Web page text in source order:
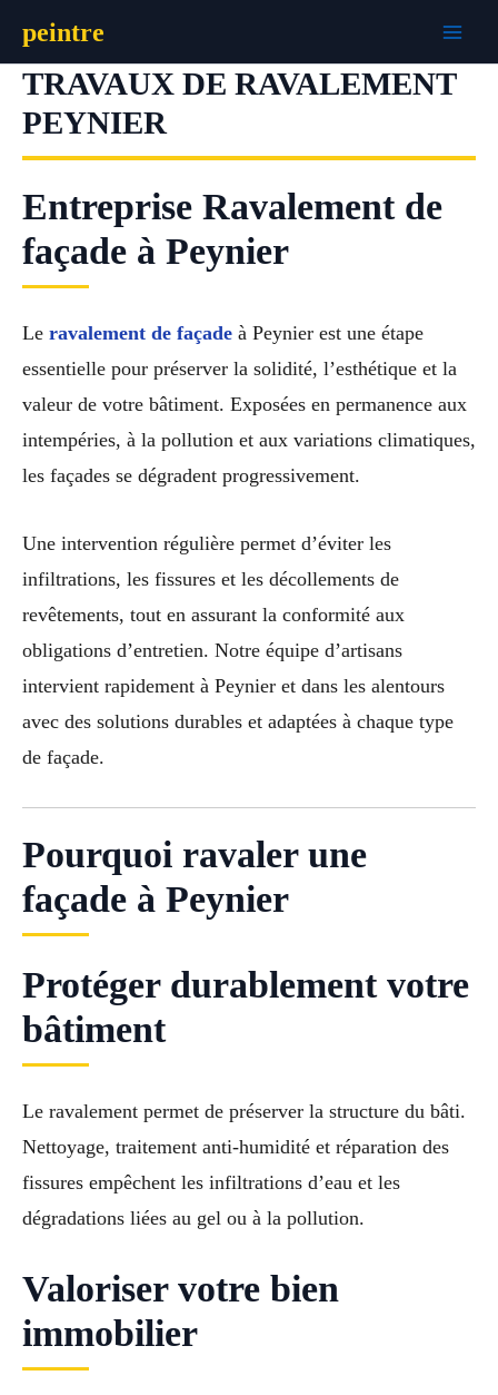
contenu
peintre
TRAVAUX DE RAVALEMENT
PEYNIER
Entreprise Ravalement de
façade à Peynier
Le ravalement de façade à Peynier est une étape
essentielle pour préserver la solidité, l’esthétique et la
valeur de votre bâtiment. Exposées en permanence aux
intempéries, à la pollution et aux variations climatiques,
les façades se dégradent progressivement.
Une intervention régulière permet d’éviter les
infiltrations, les fissures et les décollements de
revêtements, tout en assurant la conformité aux
obligations d’entretien. Notre équipe d’artisans
intervient rapidement à Peynier et dans les alentours
avec des solutions durables et adaptées à chaque type
de façade.
Pourquoi ravaler une
façade à Peynier
Protéger durablement votre
bâtiment
Le ravalement permet de préserver la structure du bâti.
Nettoyage, traitement anti-humidité et réparation des
fissures empêchent les infiltrations d’eau et les
dégradations liées au gel ou à la pollution.
Valoriser votre bien
immobilier